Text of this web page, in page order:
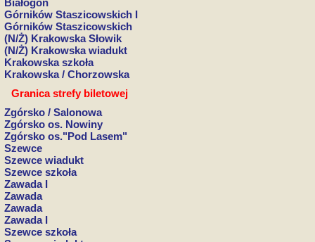
Białogon
Górników Staszicowskich I
Górników Staszicowskich
(N/Ż) Krakowska Słowik
(N/Ż) Krakowska wiadukt
Krakowska szkoła
Krakowska / Chorzowska
Granica strefy biletowej
Zgórsko / Salonowa
Zgórsko os. Nowiny
Zgórsko os."Pod Lasem"
Szewce
Szewce wiadukt
Szewce szkoła
Zawada I
Zawada
Zawada
Zawada I
Szewce szkoła